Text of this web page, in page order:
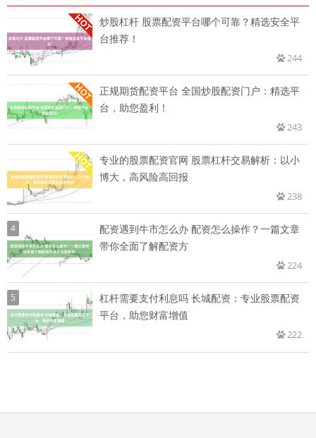
炒股杠杆 股票配资平台哪个可靠？精选安全平
台推荐！
244
正规期货配资平台 全国炒股配资门户：精选平
台，助您盈利！
243
专业的股票配资官网 股票杠杆交易解析：以小
博大，高风险高回报
238
4
配资遇到牛市怎么办 配资怎么操作？一篇文章
带你全面了解配资方
224
5
杠杆需要支付利息吗 长城配资：专业股票配资
平台，助您财富增值
222